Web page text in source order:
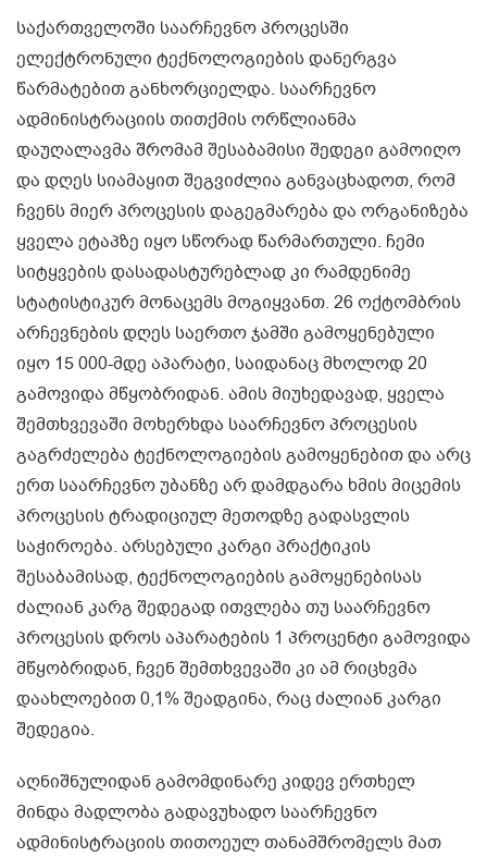
საქართველოში საარჩევნო პროცესში
ელექტრონული ტექნოლოგიების დანერგვა
წარმატებით განხორციელდა. საარჩევნო
ადმინისტრაციის თითქმის ორწლიანმა
დაუღალავმა შრომამ შესაბამისი შედეგი გამოიღო
და დღეს სიამაყით შეგვიძლია განვაცხადოთ, რომ
ჩვენს მიერ პროცესის დაგეგმარება და ორგანიზება
ყველა ეტაპზე იყო სწორად წარმართული. ჩემი
სიტყვების დასადასტურებლად კი რამდენიმე
სტატისტიკურ მონაცემს მოგიყვანთ. 26 ოქტომბრის
არჩევნების დღეს საერთო ჯამში გამოყენებული
იყო 15 000-მდე აპარატი, საიდანაც მხოლოდ 20
გამოვიდა მწყობრიდან. ამის მიუხედავად, ყველა
შემთხვევაში მოხერხდა საარჩევნო პროცესის
გაგრძელება ტექნოლოგიების გამოყენებით და არც
ერთ საარჩევნო უბანზე არ დამდგარა ხმის მიცემის
პროცესის ტრადიციულ მეთოდზე გადასვლის
საჭიროება. არსებული კარგი პრაქტიკის
შესაბამისად, ტექნოლოგიების გამოყენებისას
ძალიან კარგ შედეგად ითვლება თუ საარჩევნო
პროცესის დროს აპარატების 1 პროცენტი გამოვიდა
მწყობრიდან, ჩვენ შემთხვევაში კი ამ რიცხვმა
დაახლოებით 0,1% შეადგინა, რაც ძალიან კარგი
შედეგია.
აღნიშნულიდან გამომდინარე კიდევ ერთხელ
მინდა მადლობა გადავუხადო საარჩევნო
ადმინისტრაციის თითოეულ თანამშრომელს მათ